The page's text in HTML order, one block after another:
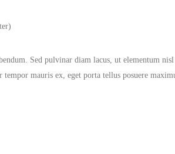
Sed pulvinar diam lacus, ut elementum
mauris ex, eget porta tellus posuere